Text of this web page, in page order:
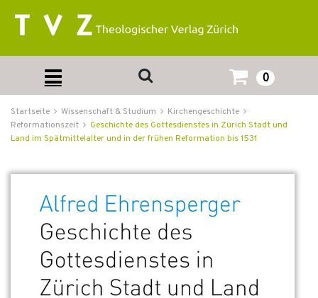
0
Startseite Wissenschaft & Studium
Kirchengeschichte
Reformationszeit
Geschichte des Gottesdienstes in Zürich Stadt und
Land im Spätmittelalter und in der frühen Reformation bis 1531